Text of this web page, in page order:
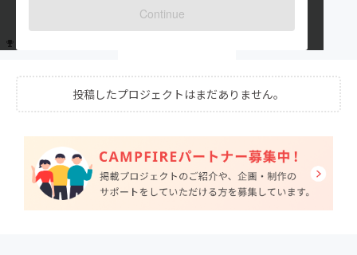
Continue
投稿したプロジェクトはまだありません。